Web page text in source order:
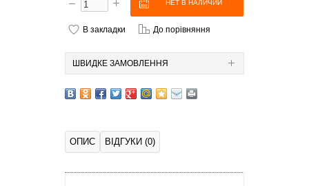
В закладки До порівняння
ШВИДКЕ ЗАМОВЛЕННЯ
ОПИС ВІДГУКИ (0)